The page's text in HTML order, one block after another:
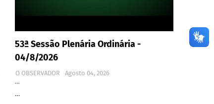
53ª Sessão Plenária Ordinária -
04/8/2026
O OBSERVADOR
Agosto 04, 2026
…
…